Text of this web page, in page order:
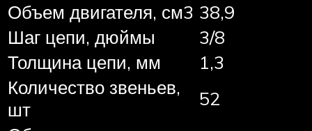
Объем двигателя, см3 38,9
Шаг цепи, дюймы
3/8
Толщина цепи, мм
1,3
Количество звеньев,
шт
52